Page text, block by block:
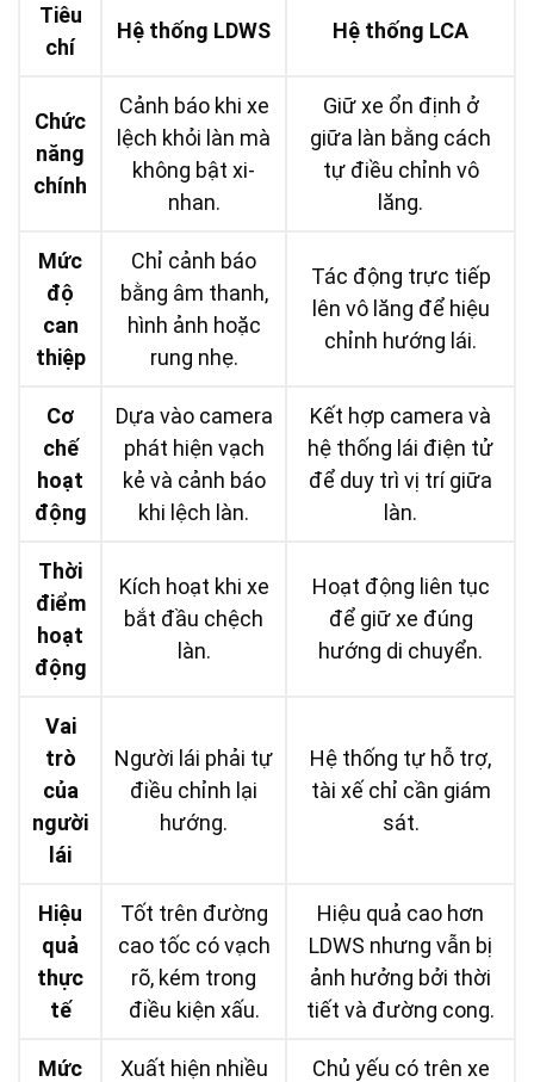
Tiêu
chí
Hệ thống LDWS Hệ thống LCA
Chức
năng
chính
Cảnh báo khi xe
lệch khỏi làn mà
không bật xi-
nhan.
Giữ xe ổn định ở
giữa làn bằng cách
tự điều chỉnh vô
lăng.
Mức
độ
can
thiệp
Chỉ cảnh báo
bằng âm thanh,
hình ảnh hoặc
rung nhẹ.
Tác động trực tiếp
lên vô lăng để hiệu
chỉnh hướng lái.
Cơ
chế
hoạt
động
Dựa vào camera
phát hiện vạch
kẻ và cảnh báo
khi lệch làn.
Kết hợp camera và
hệ thống lái điện tử
để duy trì vị trí giữa
làn.
Thời
điểm
hoạt
động
Kích hoạt khi xe
bắt đầu chệch
làn.
Hoạt động liên tục
để giữ xe đúng
hướng di chuyển.
Vai
trò
của
người
lái
Người lái phải tự
điều chỉnh lại
hướng.
Hệ thống tự hỗ trợ,
tài xế chỉ cần giám
sát.
Hiệu
quả
thực
tế
Tốt trên đường
cao tốc có vạch
rõ, kém trong
điều kiện xấu.
Hiệu quả cao hơn
LDWS nhưng vẫn bị
ảnh hưởng bởi thời
tiết và đường cong.
Mức
Xuất hiện nhiều
Chủ yếu có trên xe